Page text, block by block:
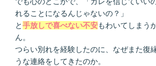
合
い
方”
の
れることになるんじゃないの？」
と手放しで喜べない不安もわいてしまう
ん。
つらい別れを経験したのに、なぜまた復
うな連絡をしてきたのか。